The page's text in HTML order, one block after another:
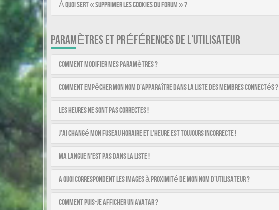
À quoi sert « Supprimer les cookies du forum » ?
PARAMÈTRES ET PRÉFÉRENCES DE L’UTILISATEUR
Comment modifier mes paramètres ?
Comment empêcher mon nom d’apparaître dans la liste des membres connectés ?
Les heures ne sont pas correctes !
J’ai changé mon fuseau horaire et l’heure est toujours incorrecte !
Ma langue n’est pas dans la liste !
A quoi correspondent les images à proximité de mon nom d’utilisateur ?
Comment puis-je afficher un avatar ?